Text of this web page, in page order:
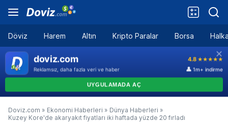
Döviz Harem Altın Kripto Paralar Borsa
Doviz.com » Ekonomi Haberleri » Dünya Haberleri »
Kuzey Kore'de akaryakıt fiyatları iki haftada yüzde 20 fırladı